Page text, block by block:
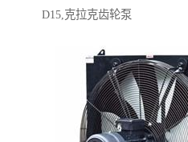
D15,克拉克齿轮泵